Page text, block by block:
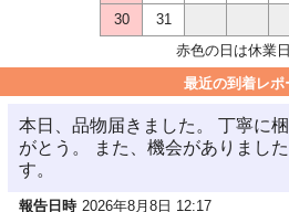
30
31
赤色の日は休業
最近の到着レポ
本日、品物届きました。 丁寧に
がとう。 また、機会がありまし
す。
報告日時 2026年8月8日 12:17